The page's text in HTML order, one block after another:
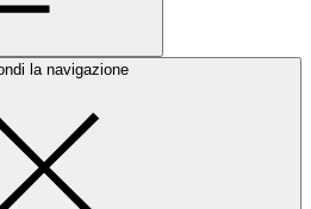
la navigazione